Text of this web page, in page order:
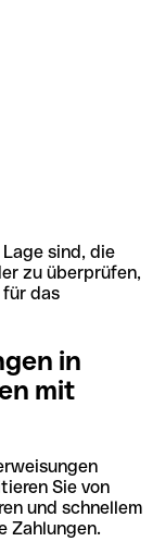
sind, die
zu überprüfen,
für das
in
mit
Sie von
und schnellem
Zahlungen.